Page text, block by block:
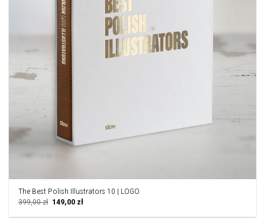
The Best Polish Illustrators 10 | LOGO
399,00zł Pierwotna
cena
wynosiła:
149,00 złAktualna
wynosi: